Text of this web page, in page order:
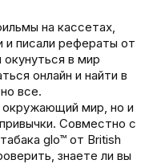
на кассетах,
и писали рефераты от
в мир
онлайн и найти в
все.
окружающий мир, но и
Совместно с
glo™ от British
знаете ли вы